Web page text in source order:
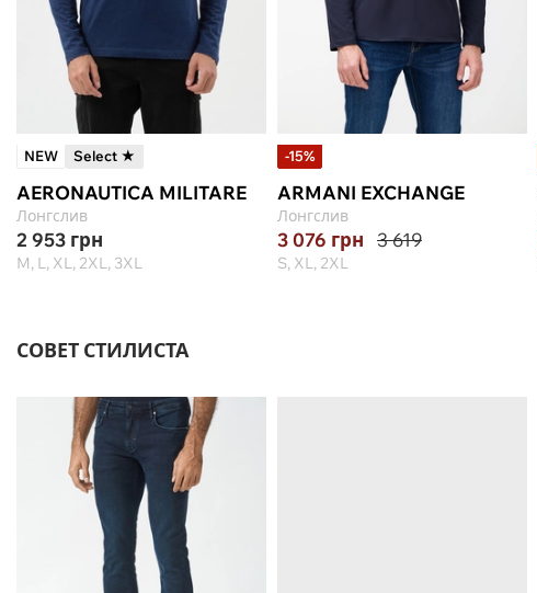
NEW Select ★
AERONAUTICA MILITARE
Лонгслив
2 953 грн
M, L, XL, 2XL, 3XL
-15%
ARMANI EXCHANGE
Лонгслив
3 076 грн 3 619
S, XL, 2XL
СОВЕТ СТИЛИСТА